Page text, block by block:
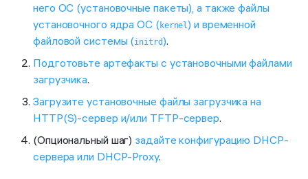
него ОС (установочные пакеты), а также файлы
установочного ядра ОС (kernel) и временной
файловой системы (initrd).
Подготовьте артефакты с установочными файлами
загрузчика.
Загрузите установочные файлы загрузчика на
HTTP(S)-сервер и/или TFTP-сервер.
(Опциональный шаг) задайте конфигурацию DHCP-
сервера или DHCP-Proxy.